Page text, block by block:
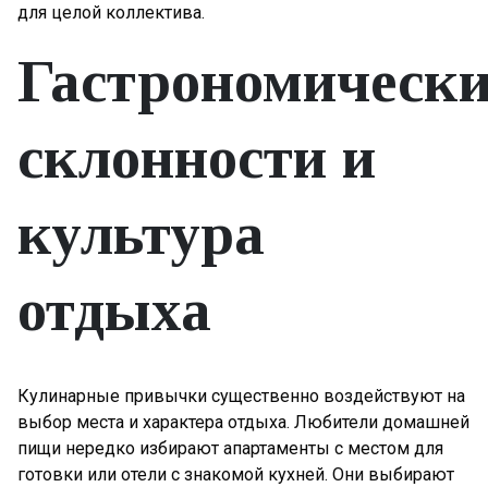
для целой коллектива.
склонности и
культура
отдыха
Кулинарные привычки существенно воздействуют на
выбор места и характера отдыха. Любители домашней
пищи нередко избирают апартаменты с местом для
готовки или отели с знакомой кухней. Они выбирают